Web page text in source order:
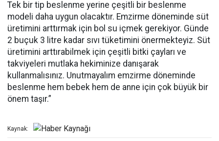
Tek bir tip beslenme yerine çeşitli bir beslenme
modeli daha uygun olacaktır. Emzirme döneminde süt
üretimini arttırmak için bol su içmek gerekiyor. Günde
2 buçuk 3 litre kadar sıvı tüketimini önermekteyiz. Süt
üretimini arttırabilmek için çeşitli bitki çayları ve
takviyeleri mutlaka hekiminize danışarak
kullanmalısınız. Unutmayalım emzirme döneminde
beslenme hem bebek hem de anne için çok büyük bir
önem taşır.”
Kaynak: